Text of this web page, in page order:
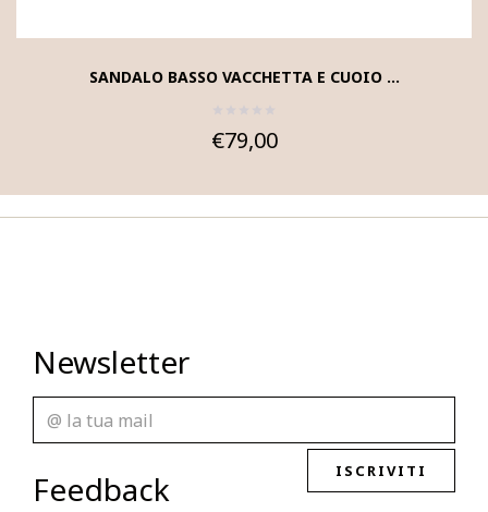
SANDALO BASSO VACCHETTA E CUOIO ...
€79,00
Newsletter
ISCRIVITI
Feedback